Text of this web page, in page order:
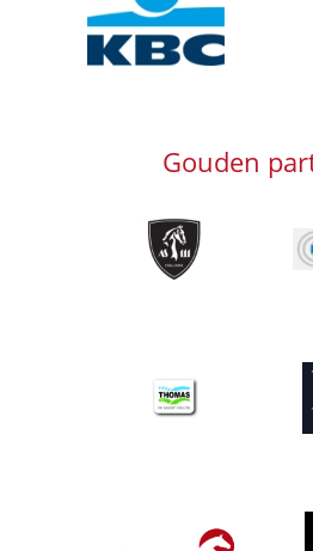
Gouden
Afbeelding